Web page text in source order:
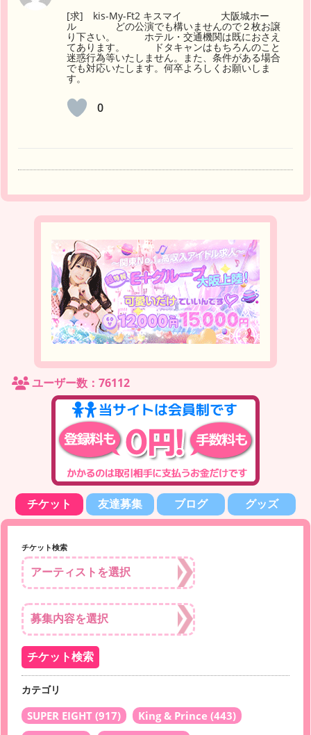
[求] kis-My-Ft2 キスマイ 大阪城ホー
ル どの公演でも構いませんので２枚お譲
り下さい。 ホテル・交通機関は既におさえ
てあります。 ドタキャンはもちろんのこと
迷惑行為等いたしません。また、条件がある場合
でも対応いたします。何卒よろしくお願いしま
す。
0
ユーザー数：76112
チケット 友達募集 ブログ グッズ
チケット検索
カテゴリ
SUPER EIGHT (917) King & Prince (443)